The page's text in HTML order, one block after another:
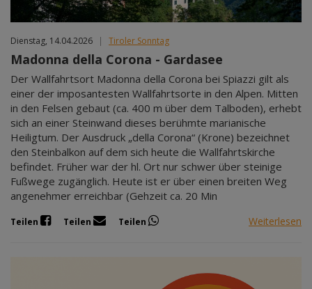
Dienstag, 14.04.2026 | Tiroler Sonntag
Madonna della Corona - Gardasee
Der Wallfahrtsort Madonna della Corona bei Spiazzi gilt als
einer der imposantesten Wallfahrtsorte in den Alpen. Mitten
in den Felsen gebaut (ca. 400 m über dem Talboden), erhebt
sich an einer Steinwand dieses berühmte marianische
Heiligtum. Der Ausdruck „della Corona“ (Krone) bezeichnet
den Steinbalkon auf dem sich heute die Wallfahrtskirche
befindet. Früher war der hl. Ort nur schwer über steinige
Fußwege zugänglich. Heute ist er über einen breiten Weg
angenehmer erreichbar (Gehzeit ca. 20 Min
Teilen Teilen Teilen Weiterlesen